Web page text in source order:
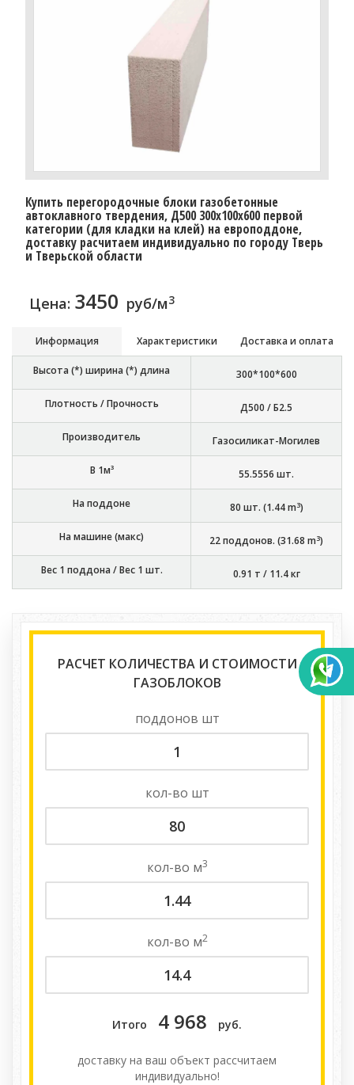
Купить перегородочные блоки газобетонные
автоклавного твердения, Д500 300x100x600 первой
категории (для кладки на клей) на европоддоне,
доставку расчитаем индивидуально по городу Тверь
и Тверьской области
Цена: 3450 руб/м3
Информация Характеристики Доставка и оплата
Высота (*) ширина (*) длина 300*100*600
Плотность / Прочность Д500 / Б2.5
Производитель Газосиликат-Могилев
В 1м³ 55.5556 шт.
На поддоне 80 шт. (1.44m3)
На машине (макс) 22поддонов. (31.68 m3)
Вес 1 поддона / Вес 1 шт. 0.91 т / 11.4 кг
РАСЧЕТ КОЛИЧЕСТВА И СТОИМОСТИ
ГАЗОБЛОКОВ
поддонов шт
кол-во шт
кол-во м3
кол-во м2
Итого 4 968 руб.
доставку на ваш объект расcчитаем
индивидуально!